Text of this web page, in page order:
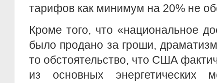
тарифов как минимум на 20% не
Кроме того, что «национальное
было продано за гроши, драматизм
то обстоятельство, что США
из основных энергетических